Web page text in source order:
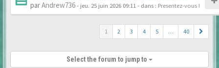
parAndrew736- jeu. 25 juin 2026 09:11 - dans : Presentez-vous !
1 2 3 4 5 … 40
Select the forum to jump to